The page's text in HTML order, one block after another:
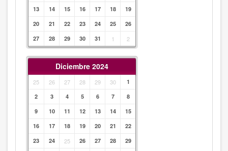
13
14 15 16 17 18
19
20
21 22 23 24 25
26
27
28 29 30 31 1 2
Diciembre 2024
25 26 27 28 29 30
1
2
3 4 5 6 7
8
9
10 11 12 13 14
15
16
17 18 19 20 21
22
23
24 25 26 27 28
29